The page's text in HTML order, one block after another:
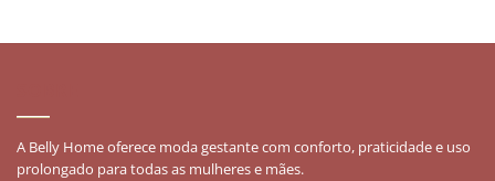
A Belly Home oferece moda gestante com conforto, praticidade e uso
prolongado para todas as mulheres e mães.